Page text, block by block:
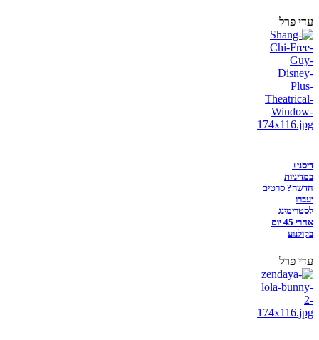
עדי פרל
דיסני+
במדיניות
חדשה? סרטים
יעברו
לסטרימינג
אחרי 45 יום
בקולנוע
עדי פרל